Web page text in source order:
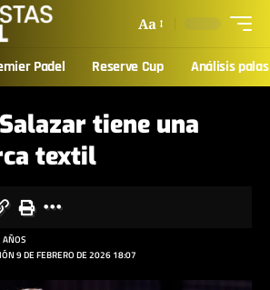
Aa
Padel Reserve Cup Análisis palas
tiene una
textil
9 DE FEBRERO DE 2026 18:07
AÑOS